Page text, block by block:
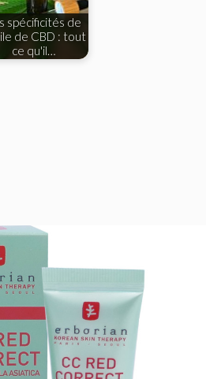
spécificités de
de CBD : tout
ce qu'il…